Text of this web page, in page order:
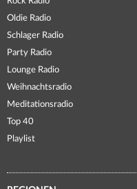
Oldie Radio
Schlager Radio
Party Radio
Lounge Radio
Weihnachtsradio
Meditationsradio
Top 40
Playlist